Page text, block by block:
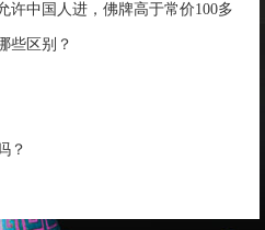
许中国人进，佛牌高于常价100多
些区别？
？